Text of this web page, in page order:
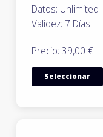
Datos: Unlimited
Validez: 7 Días
Precio: 39,00 €
Seleccionar